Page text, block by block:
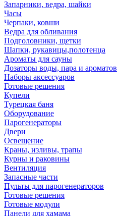
Запарники, ведра, шайки
Часы
Черпаки, ковши
Ведра для обливания
Подголовники, щетки
Шапки, рукавицы,полотенца
Ароматы для сауны
Дозаторы воды, пара и ароматов
Наборы аксессуаров
Готовые решения
Купели
Турецкая баня
Оборудование
Парогенераторы
Двери
Освещение
Краны, изливы, трапы
Курны и раковины
Вентиляция
Запасные части
Пульты для парогенераторов
Готовые решения
Готовые модули
Панели для хамама